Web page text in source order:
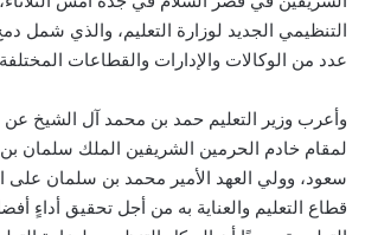
التنظيمي الجديد لوزارة التعليم، والذي شمل
عدد من الوكالات والإدارات والقطاعات
وأعرب وزير التعليم حمد بن محمد آل الشيخ عن
لمقام خادم الحرمين الشريفين الملك سلمان بن
سعود، وولي العهد الأمير محمد بن سلمان على
قطاع التعليم والعناية به من أجل تحقيق أداءٍ